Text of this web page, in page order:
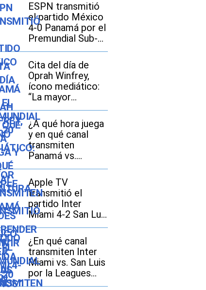
ESPN transmitió
el partido México
4-0 Panamá por el
Premundial Sub-
20
Cita del día de
Oprah Winfrey,
ícono mediático:
“La mayor
aventura que
puedes
emprender es vivir
la vida de tus
sueños”
¿A qué hora juega
y en qué canal
transmiten
Panamá vs.
México por el
Premundial Sub-
20 de Concacaf
2026?
Apple TV
transmitió el
partido Inter
Miami 4-2 San Luis
por la Leagues
Cup 2026
¿En qué canal
transmiten Inter
Miami vs. San Luis
por la Leagues
Cup 2026?